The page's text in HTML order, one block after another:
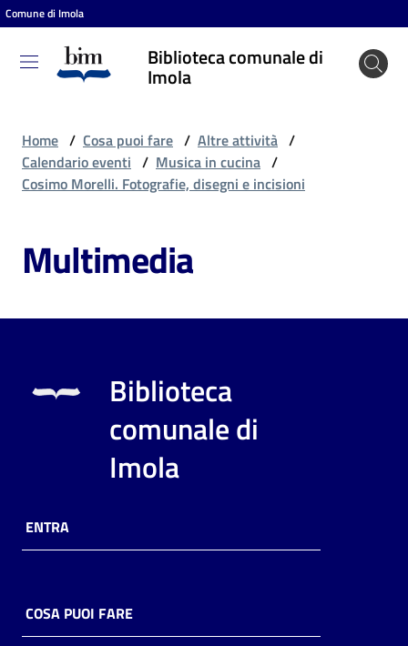
Vai al contenuto
Vai alla navigazione
Vai al footer
Comune di Imola
Biblioteca comunale di
Imola
Biblioteca
comunale
Cosa
fare
Scopri
online
Home / Cosa puoi fare / Altre attività /
Calendario eventi / Musica in cucina /
Cosimo Morelli. Fotografie, disegni e incisioni
Multimedia
Biblioteca
comunale di
Imola
ENTRA
COSA PUOI FARE